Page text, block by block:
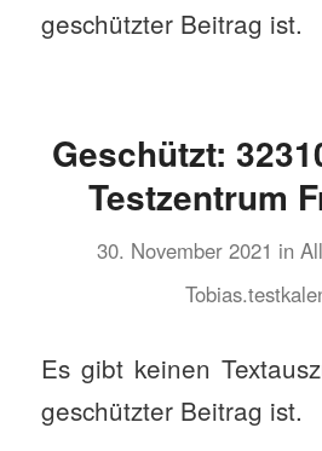
geschützter Beitrag ist.
Geschützt:
Testzentrum
30. November 2021 in
Es gibt keinen
geschützter Beitrag ist.